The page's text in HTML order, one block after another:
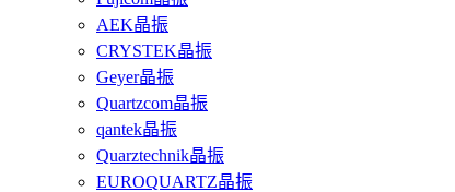
AEK晶振
CRYSTEK晶振
Geyer晶振
Quartzcom晶振
qantek晶振
Quarztechnik晶振
EUROQUARTZ晶振